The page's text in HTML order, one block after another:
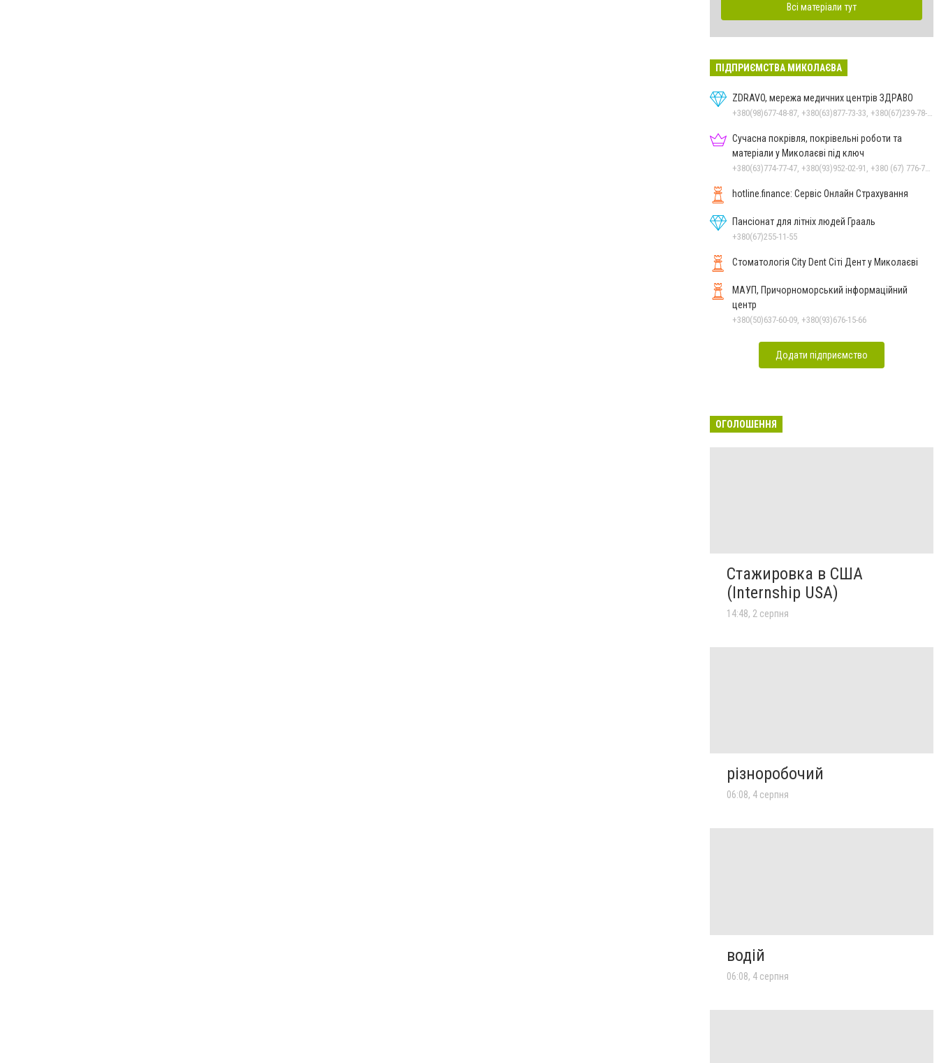
Всі матеріали тут
ПІДПРИЄМСТВА МИКОЛАЄВА
ZDRAVO, мережа медичних центрів ЗДРАВО
Сучасна покрівля, покрівельні роботи та
матеріали у Миколаєві під ключ
hotline.finance: Сервіс Онлайн Страхування
Пансіонат для літніх людей Грааль
+380(67)255-11-55
Стоматологія City Dent Сіті Дент у Миколаєві
МАУП, Причорноморський інформаційний
центр
+380(50)637-60-09, +380(93)676-15-66
Додати підприємство
ОГОЛОШЕННЯ
Стажировка в США
(Internship USA)
14:48, 2 серпня
різноробочий
06:08, 4 серпня
водій
06:08, 4 серпня